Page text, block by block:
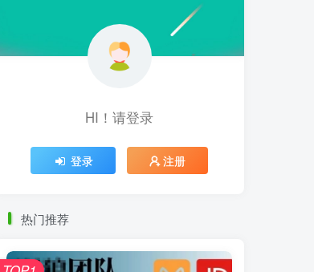
HI！请登录
登录 注册
热门推荐
HI！请登录
登录 注册
热门推荐